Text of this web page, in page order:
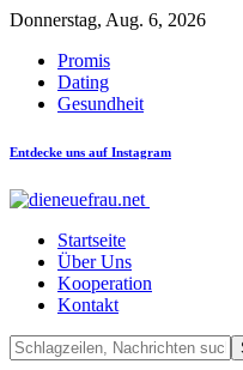
Donnerstag, Aug. 6, 2026
Promis
Dating
Gesundheit
Entdecke uns auf Instagram
Startseite
Über Uns
Kooperation
Kontakt